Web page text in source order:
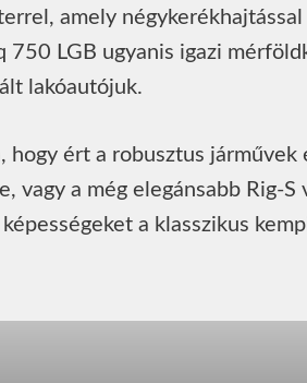
amely négykerékhajtással
750 LGB ugyanis igazi
lakóautójuk.
ért a robusztus járművek
vagy a még elegánsabb Rig-S
a klasszikus